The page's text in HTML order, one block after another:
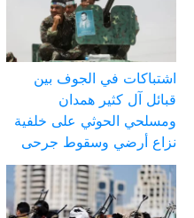
اشتباكات في الجوف بين
قبائل آل كثير همدان
ومسلحي الحوثي على خلفية
نزاع أرضي وسقوط جرحى